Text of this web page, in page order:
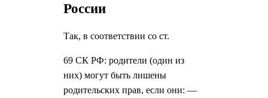
России
Так, в соответствии со ст.
69 СК РФ: родители (один из
них) могут быть лишены
родительских прав, если они: —